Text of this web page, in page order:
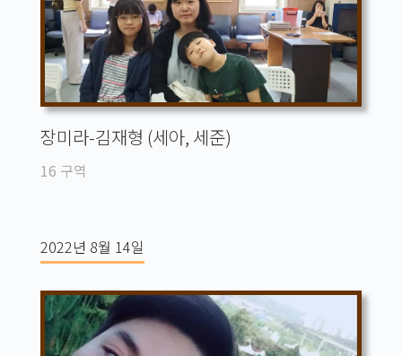
장미라-김재형 (세아, 세준)
16 구역
2022년 8월 14일